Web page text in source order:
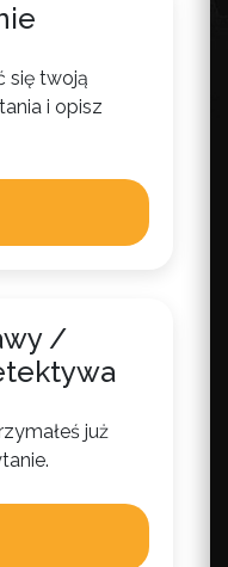
się twoją
i opisz
/
już